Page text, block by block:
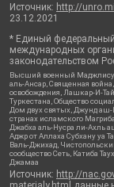
Источник: http://
23.12.2021
* Единый федеральный
международных
законодательством
Высший военный
аль-Ансар, Священная
освобождения, Лашкар-И-
Туркестана, Общество
Дом двух святых, Джунд
странах исламского
Джабха аль-Нусра ли-Ахль
Аджр от Аллаха Субхану уа
Валь-Джихад,
сообщество Сеть, Катиба
Джамаа
Источник: http://